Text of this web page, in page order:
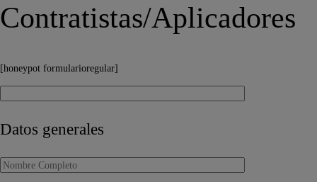
Contratistas/Aplicadores
[honeypot formularioregular]
Datos generales